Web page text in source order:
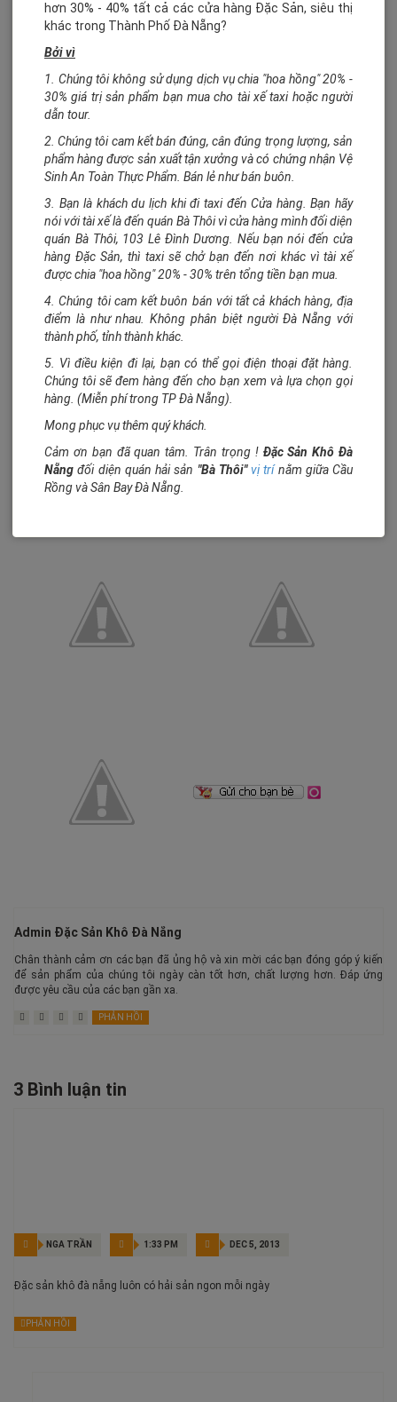
Admin Đặc Sản Khô Đà Nẵng
Chân thành cảm ơn các bạn đã ủng hộ và xin mời các bạn đóng góp ý kiến
để sản phẩm của chúng tôi ngày càn tốt hơn, chất lượng hơn. Đáp ứng
được yêu cầu của các bạn gần xa.
PHẢN HỒI
3 Bình luận tin
NGA TRẦN 1:33 PM DEC 5, 2013
Đặc sản khô đà nẵng luôn có hải sản ngon mỗi ngày
PHẢN HỒI
hơn 30% - 40% tất cả các cửa hàng Đặc Sản, siêu thị
khác trong Thành Phố Đà Nẵng?
Bởi vì
1. Chúng tôi không sử dụng dịch vụ chia "hoa hồng" 20% -
30% giá trị sản phẩm bạn mua cho tài xế taxi hoặc người
dẫn tour.
2. Chúng tôi cam kết bán đúng, cân đúng trọng lượng, sản
phẩm hàng được sản xuất tận xưởng và có chứng nhận Vệ
Sinh An Toàn Thực Phẩm. Bán lẻ như bán buôn.
3. Bạn là khách du lịch khi đi taxi đến Cửa hàng. Bạn hãy
nói với tài xế là đến quán Bà Thôi vì cửa hàng mình đối diện
quán Bà Thôi, 103 Lê Đình Dương. Nếu bạn nói đến cửa
hàng Đặc Sản, thì taxi sẽ chở bạn đến nơi khác vì tài xế
được chia "hoa hồng" 20% - 30% trên tổng tiền bạn mua.
4. Chúng tôi cam kết buôn bán với tất cả khách hàng, địa
điểm là như nhau. Không phân biệt người Đà Nẵng với
thành phố, tỉnh thành khác.
5. Vì điều kiện đi lại, bạn có thể gọi điện thoại đặt hàng.
Chúng tôi sẽ đem hàng đến cho bạn xem và lựa chọn gọi
hàng. (Miễn phí trong TP Đà Nẵng).
Mong phục vụ thêm quý khách.
Cảm ơn bạn đã quan tâm. Trân trọng ! Đặc Sản Khô Đà
Nẵng đối diện quán hải sản "Bà Thôi" vị trínằm giữa Cầu
Rồng và Sân Bay Đà Nẵng.